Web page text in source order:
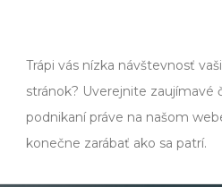
Trápi vás nízka návštevnosť
stránok? Uverejnite zaujímavé
podnikaní práve na našom
konečne zarábať ako sa patrí.